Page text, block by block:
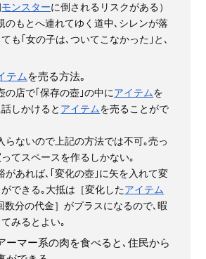
モンスターに倒されるリスクがある）
のもとへ連れてゆく道中､シレンが落
も｢女の子は､ついてこなかった｣と､
テム を売る方法｡
の店で｢保存の壺｣の中にアイテムを
しかけると アイテムを売ることがで
らないので上記の方法では不可｡売っ
てスペースを作るしかない｡
があれば､｢変化の壺｣に矢を入れて変
できる｡大抵は［変化したアイテム
数分の代金］がプラスになるので､暇
みるとよい｡
ーマー系の肉を食べると､住民から